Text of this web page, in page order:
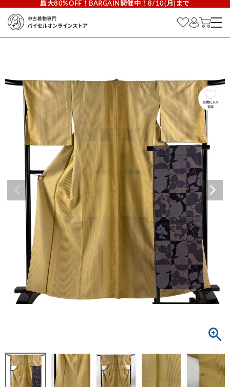
最大80%OFF！BARGAIN開催中！8/10(月)まで